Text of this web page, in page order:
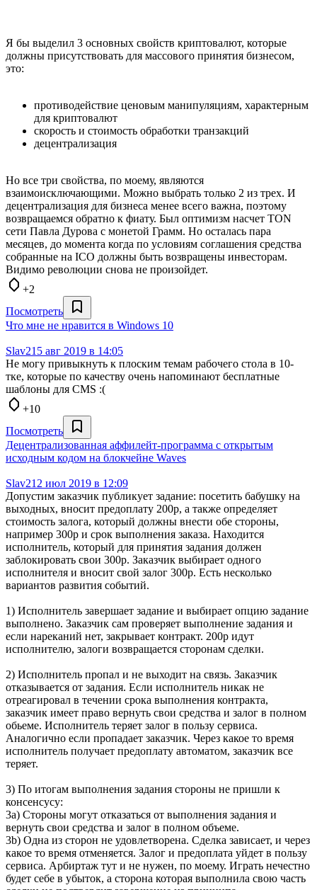
Я бы выделил 3 основных свойств криптовалют, которые
должны присутствовать для массового принятия бизнесом,
это:
противодействие ценовым манипуляциям, характерным
для криптовалют
скорость и стоимость обработки транзакций
децентрализация
Но все три свойства, по моему, являются
взаимоисключающими. Можно выбрать только 2 из трех. И
децентрализация для бизнеса менее всего важна, поэтому
возвращаемся обратно к фиату. Был оптимизм насчет TON
сети Павла Дурова с монетой Грамм. Но осталась пара
месяцев, до момента когда по условиям соглашения средства
собранные на ICO должны быть возвращены инвесторам.
Видимо революции снова не произойдет.
+2
Посмотреть
Что мне не нравится в Windows 10
Slav215 авг 2019 в 14:05
Не могу привыкнуть к плоским темам рабочего стола в 10-
тке, которые по качеству очень напоминают бесплатные
шаблоны для CMS :(
+10
Посмотреть
Децентрализованная аффилейт-программа с открытым
исходным кодом на блокчейне Waves
Slav212 июл 2019 в 12:09
Допустим заказчик публикует задание: посетить бабушку на
выходных, вносит предоплату 200р, а также определяет
стоимость залога, который должны внести обе стороны,
например 300р и срок выполнения заказа. Находится
исполнитель, который для принятия задания должен
заблокировать свои 300р. Заказчик выбирает одного
исполнителя и вносит свой залог 300р. Есть несколько
вариантов развития событий.
1) Исполнитель завершает задание и выбирает опцию задание
выполнено. Заказчик сам проверяет выполнение задания и
если нареканий нет, закрывает контракт. 200р идут
исполнителю, залоги возвращается сторонам сделки.
2) Исполнитель пропал и не выходит на связь. Заказчик
отказывается от задания. Если исполнитель никак не
отреагировал в течении срока выполнения контракта,
заказчик имеет право вернуть свои средства и залог в полном
обьеме. Исполнитель теряет залог в пользу сервиса.
Аналогично если пропадает заказчик. Через какое то время
исполнитель получает предоплату автоматом, заказчик все
теряет.
3) По итогам выполнения задания стороны не пришли к
консенсусу:
3a) Стороны могут отказаться от выполнения задания и
вернуть свои средства и залог в полном объеме.
3b) Одна из сторон не удовлетворена. Сделка зависает, и через
какое то время отменяется. Залог и предоплата уйдет в пользу
сервиса. Арбиртаж тут и не нужен, по моему. Играть нечестно
будет себе в убыток, а сторона которая выполнила свою часть